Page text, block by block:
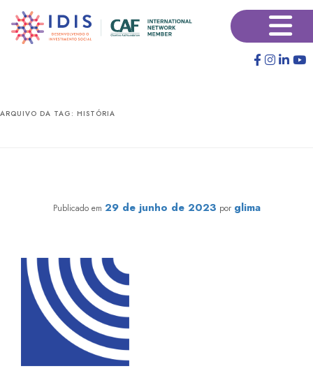
para
para
×
ARQUIVO DA TAG: HISTÓRIA
Publicado em 29 de junho de 2023 por glima